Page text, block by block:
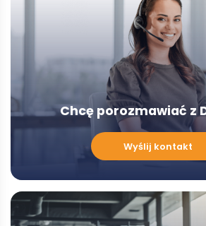
Chcę porozmawiać z
porozmawiać
Doradcą
-
Modal
Wyślij kontakt